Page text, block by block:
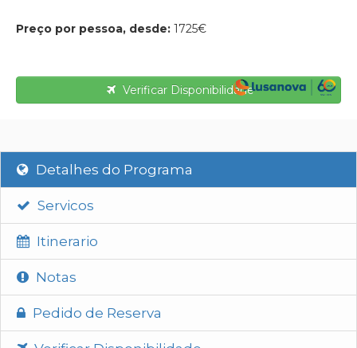
Preço por pessoa, desde: 1725€
Verificar Disponibilidade
Detalhes do Programa
Servicos
Itinerario
Notas
Pedido de Reserva